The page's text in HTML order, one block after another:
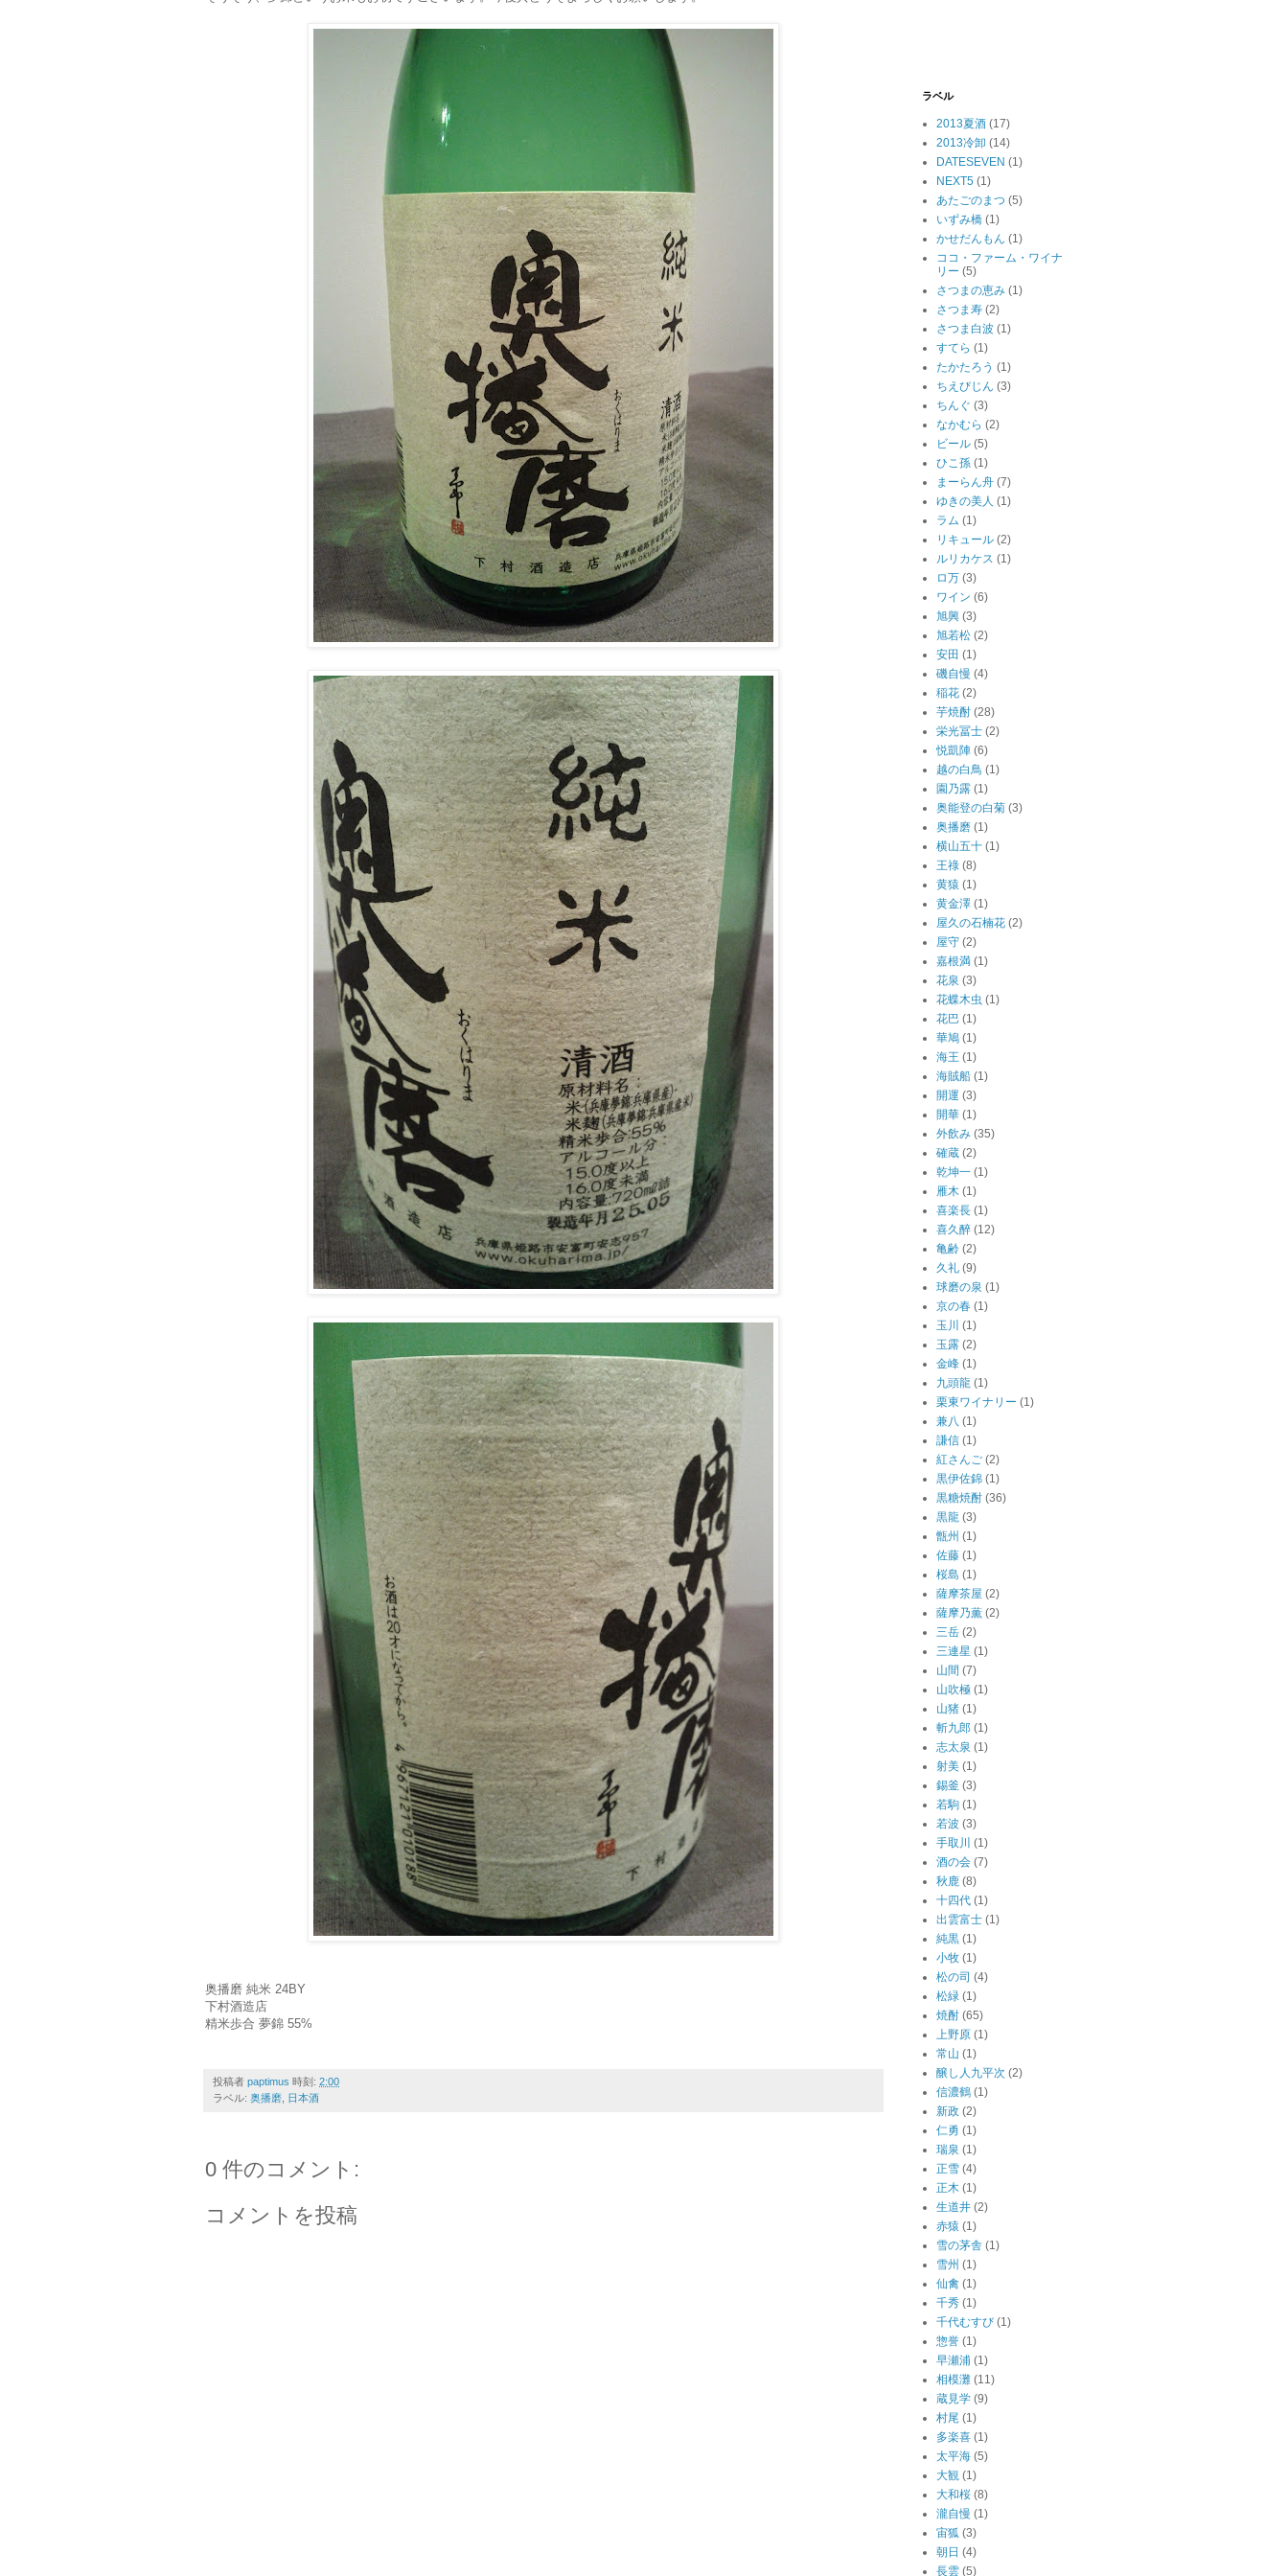
奥播磨 純米 24BY
下村酒造店
精米歩合 夢錦 55%
投稿者 paptimus 時刻: 2:00
ラベル: 奥播磨 日本酒
0 件のコメント:
コメントを投稿
ラベル
2013夏酒 (17)
2013冷卸 (14)
DATESEVEN (1)
NEXT5 (1)
あたごのまつ (5)
いずみ橋 (1)
かせだんもん (1)
ココ・ファーム・ワイナ
リー (5)
さつまの恵み (1)
さつま寿 (2)
さつま白波 (1)
すてら (1)
たかたろう (1)
ちえびじん (3)
ちんぐ (3)
なかむら (2)
ビール (5)
ひこ孫 (1)
まーらん舟 (7)
ゆきの美人 (1)
ラム (1)
リキュール (2)
ルリカケス (1)
ロ万 (3)
ワイン (6)
旭興 (3)
旭若松 (2)
安田 (1)
磯自慢 (4)
稲花 (2)
芋焼酎 (28)
栄光冨士 (2)
悦凱陣 (6)
越の白鳥 (1)
園乃露 (1)
奥能登の白菊 (3)
奥播磨 (1)
横山五十 (1)
王祿 (8)
黄猿 (1)
黄金澤 (1)
屋久の石楠花 (2)
屋守 (2)
嘉根満 (1)
花泉 (3)
花蝶木虫 (1)
花巴 (1)
華鳩 (1)
海王 (1)
海賊船 (1)
開運 (3)
開華 (1)
外飲み (35)
確蔵 (2)
乾坤一 (1)
雁木 (1)
喜楽長 (1)
喜久醉 (12)
亀齢 (2)
久礼 (9)
球磨の泉 (1)
京の春 (1)
玉川 (1)
玉露 (2)
金峰 (1)
九頭龍 (1)
栗東ワイナリー (1)
兼八 (1)
謙信 (1)
紅さんご (2)
黒伊佐錦 (1)
黒糖焼酎 (36)
黒龍 (3)
甑州 (1)
佐藤 (1)
桜島 (1)
薩摩茶屋 (2)
薩摩乃薫 (2)
三岳 (2)
三連星 (1)
山間 (7)
山吹極 (1)
山猪 (1)
斬九郎 (1)
志太泉 (1)
射美 (1)
錫釜 (3)
若駒 (1)
若波 (3)
手取川 (1)
酒の会 (7)
秋鹿 (8)
十四代 (1)
出雲富士 (1)
純黒 (1)
小牧 (1)
松の司 (4)
松緑 (1)
焼酎 (65)
上野原 (1)
常山 (1)
醸し人九平次 (2)
信濃鶴 (1)
新政 (2)
仁勇 (1)
瑞泉 (1)
正雪 (4)
正木 (1)
生道井 (2)
赤猿 (1)
雪の茅舎 (1)
雪州 (1)
仙禽 (1)
千秀 (1)
千代むすび (1)
惣誉 (1)
早瀬浦 (1)
相模灘 (11)
蔵見学 (9)
村尾 (1)
多楽喜 (1)
太平海 (5)
大観 (1)
大和桜 (8)
瀧自慢 (1)
宙狐 (3)
朝日 (4)
長雲 (5)